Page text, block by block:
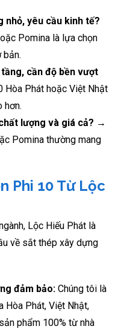
nhỏ, yêu cầu kinh tế?
Pomina là lựa chọn
bản.
cần độ bền vượt
Phát hoặc Việt Nhật
hơn.
lượng và giá cả? →
Pomina thường mang
Phi 10 Từ Lộc
Lộc Hiếu Phát là
về sắt thép xây dựng
đảm bảo: Chúng tôi là
Hòa Phát, Việt Nhật,
phẩm 100% từ nhà